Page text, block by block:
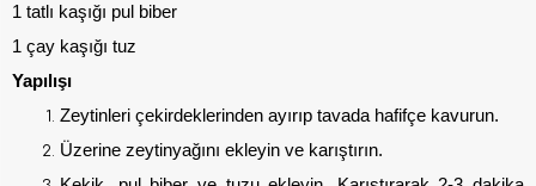
1 tatlı kaşığı pul biber
1 çay kaşığı tuz
Yapılışı
Zeytinleri çekirdeklerinden ayırıp tavada hafifçe kavurun.
Üzerine zeytinyağını ekleyin ve karıştırın.